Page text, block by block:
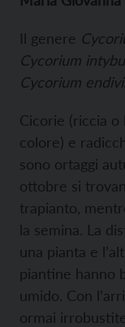
Il genere
Cycorium
Cycorium
Cicorie (riccia o
colore) e
sono ortaggi
ottobre si
trapianto,
la semina. La
una pianta e
piantine hanno
umido. Con
ormai